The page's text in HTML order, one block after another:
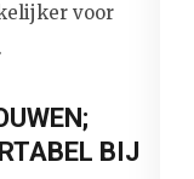
voor
BIJ